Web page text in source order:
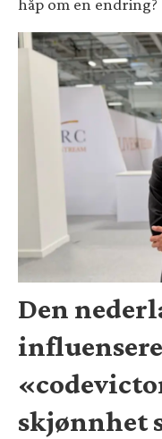
håp om en endring?
Den
skjønnhet